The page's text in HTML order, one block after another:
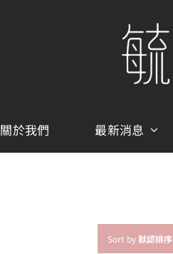
關於我們 最新消息
Sort by 默認排序